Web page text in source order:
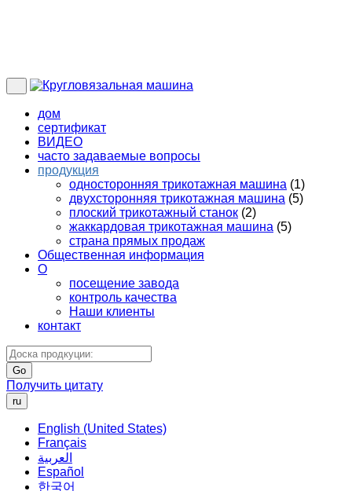
дом
сертификат
ВИДЕО
часто задаваемые вопросы
продукция
односторонняя трикотажная машина (1)
двухсторонняя трикотажная машина (5)
плоский трикотажный станок (2)
жаккардовая трикотажная машина (5)
страна прямых продаж
Общественная информация
О
посещение завода
контроль качества
Наши клиенты
контакт
Go
Получить цитату
ru
English (United States)
Français
العربية
Español
한국어